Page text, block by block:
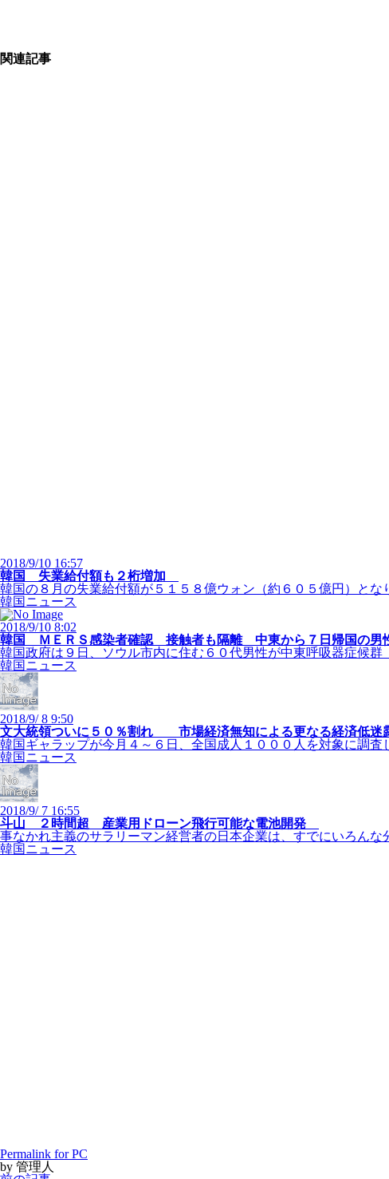
関連記事
2018/9/10 16:57
韓国 失業給付額も２桁増加
韓国の８月の失業給付額が５１５８億ウォン（約６０５億円）とな
韓国ニュース
2018/9/10 8:02
韓国 ＭＥＲＳ感染者確認 接触者も隔離 中東から７日帰国の
韓国政府は９日、ソウル市内に住む６０代男性が中東呼吸器症候群
韓国ニュース
2018/9/ 8 9:50
文大統領ついに５０％割れ 市場経済無知による更なる経済低
韓国ギャラップが今月４～６日、全国成人１０００人を対象に調査
韓国ニュース
2018/9/ 7 16:55
斗山 ２時間超 産業用ドローン飛行可能な電池開発
事なかれ主義のサラリーマン経営者の日本企業は、すでにいろんな
韓国ニュース
Permalink for PC
by 管理人